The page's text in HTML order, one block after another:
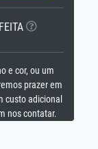
e cor, ou um
prazer em
custo adicional
nos contatar.